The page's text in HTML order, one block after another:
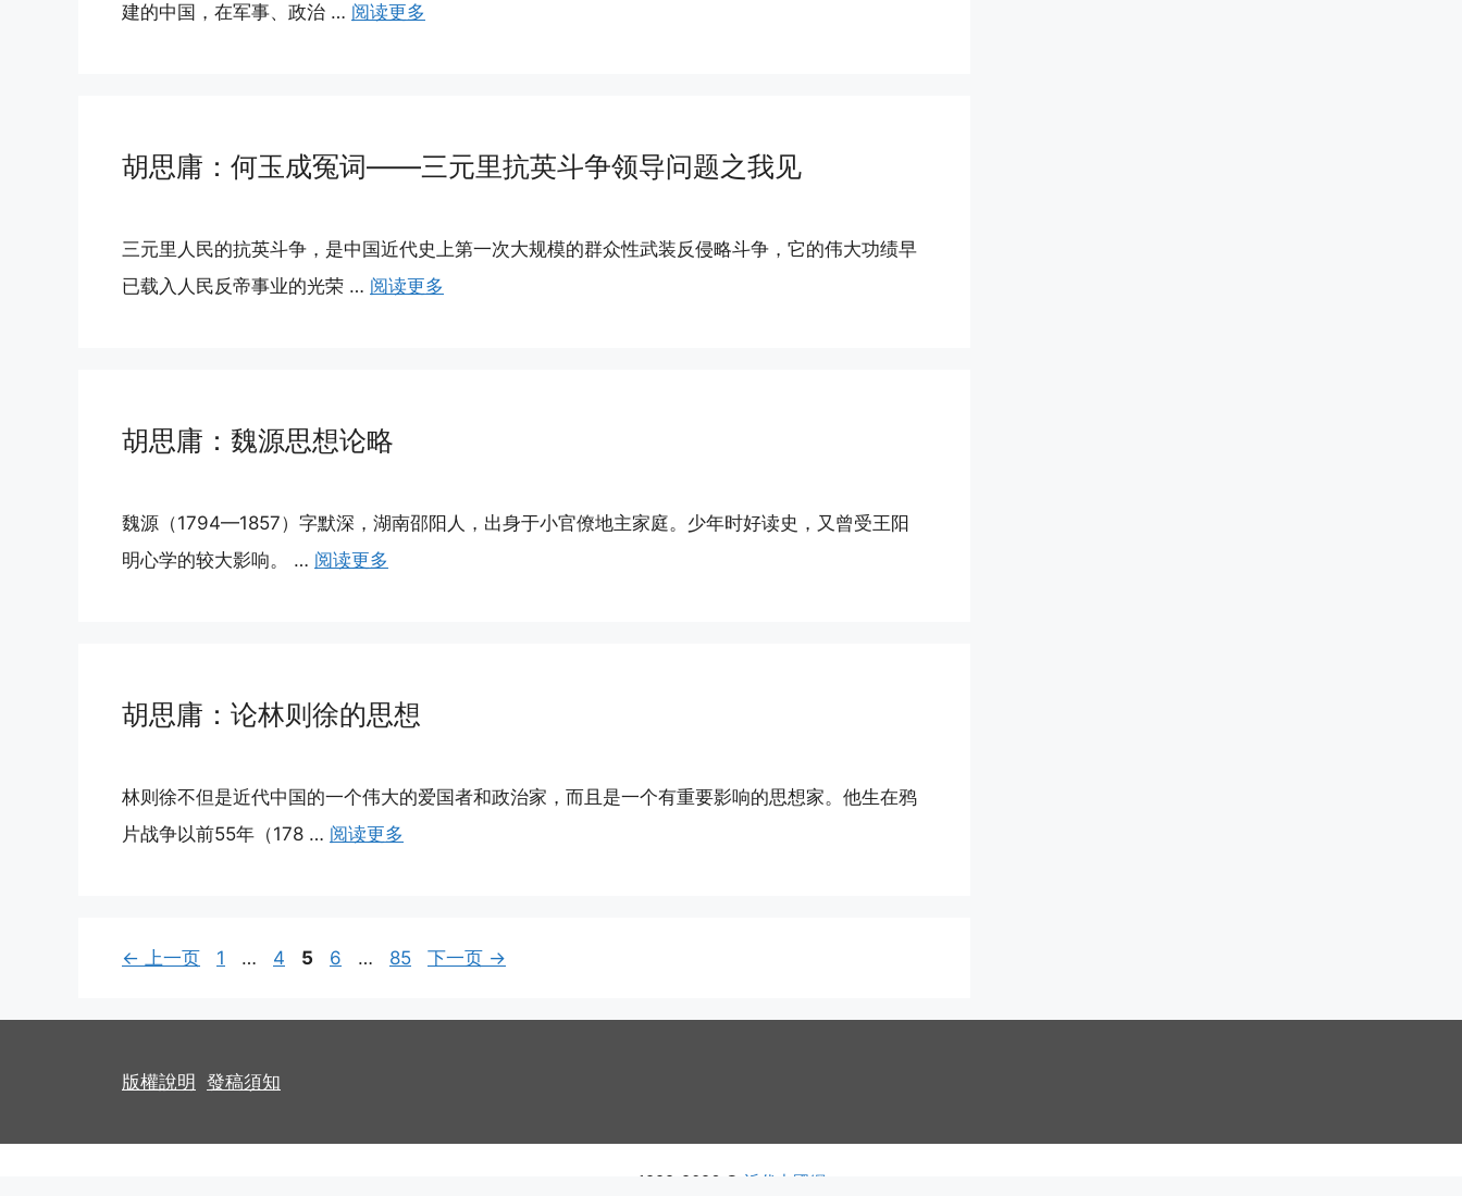
建的中国，在军事、政治 … 阅读更多
胡思庸：何玉成冤词——三元里抗英斗争领导问题之我见
三元里人民的抗英斗争，是中国近代史上第一次大规模的群众性武装反侵略斗争，它的伟大功绩早
已载入人民反帝事业的光荣 … 阅读更多
胡思庸：魏源思想论略
魏源（1794—1857）字默深，湖南邵阳人，出身于小官僚地主家庭。少年时好读史，又曾受王阳
明心学的较大影响。 … 阅读更多
胡思庸：论林则徐的思想
林则徐不但是近代中国的一个伟大的爱国者和政治家，而且是一个有重要影响的思想家。他生在鸦
片战争以前55年（178 … 阅读更多
← 上一页
页
1 …
页
4
页
5
页
6 …
页
85 下一页 →
版權說明 發稿須知
1999-2026 © 近代中國網